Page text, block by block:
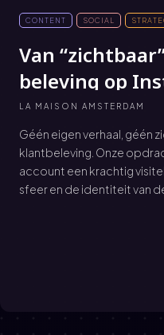
CONTENT SOCIAL
Van
beleving op
LA MAISON AMSTERDAM
Géén eigen verhaal, géén
klantbeleving. Onze
account een krachtig
sfeer en de identiteit van